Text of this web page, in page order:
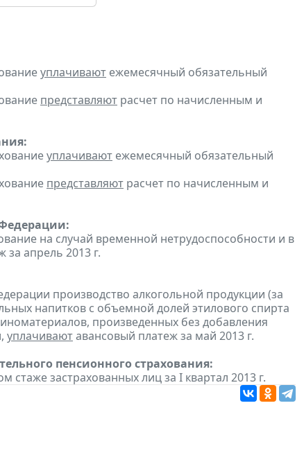
уплачивают ежемесячный обязательный
представляют расчет по начисленным и
уплачивают ежемесячный обязательный
представляют расчет по начисленным и
на случай временной нетрудоспособности и в
апрель 2013 г.
производство алкогольной продукции (за
напитков с объемной долей этилового спирта
произведенных без добавления
уплачиваютавансовый платеж за май 2013 г.
пенсионного страхования:
стаже застрахованных лиц за I квартал 2013 г.